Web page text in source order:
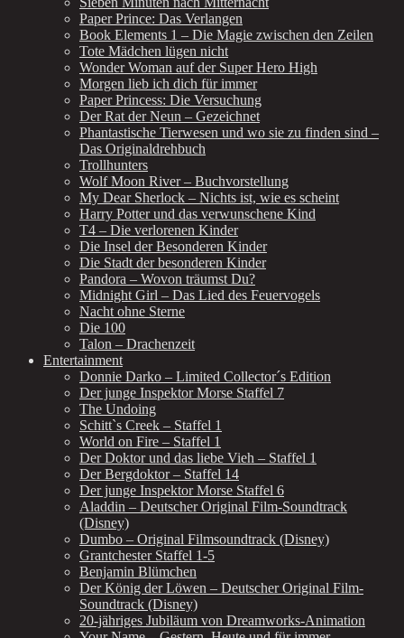
Paper Prince: Das Verlangen
Book Elements 1 – Die Magie zwischen den Zeilen
Tote Mädchen lügen nicht
Wonder Woman auf der Super Hero High
Morgen lieb ich dich für immer
Paper Princess: Die Versuchung
Der Rat der Neun – Gezeichnet
Phantastische Tierwesen und wo sie zu finden sind –
Das Originaldrehbuch
Trollhunters
Wolf Moon River – Buchvorstellung
My Dear Sherlock – Nichts ist, wie es scheint
Harry Potter und das verwunschene Kind
T4 – Die verlorenen Kinder
Die Insel der Besonderen Kinder
Die Stadt der besonderen Kinder
Pandora – Wovon träumst Du?
Midnight Girl – Das Lied des Feuervogels
Nacht ohne Sterne
Die 100
Talon – Drachenzeit
Entertainment
Donnie Darko – Limited Collector´s Edition
Der junge Inspektor Morse Staffel 7
The Undoing
Schitt`s Creek – Staffel 1
World on Fire – Staffel 1
Der Doktor und das liebe Vieh – Staffel 1
Der Bergdoktor – Staffel 14
Der junge Inspektor Morse Staffel 6
Aladdin – Deutscher Original Film-Soundtrack
(Disney)
Dumbo – Original Filmsoundtrack (Disney)
Grantchester Staffel 1-5
Benjamin Blümchen
Der König der Löwen – Deutscher Original Film-
Soundtrack (Disney)
20-jähriges Jubiläum von Dreamworks-Animation